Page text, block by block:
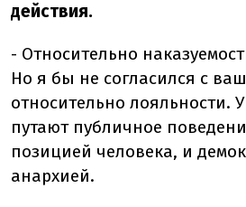
действия.
- Относительно
Но я бы не согласился с
относительно лояльности.
путают публичное
позицией человека, и
анархией.